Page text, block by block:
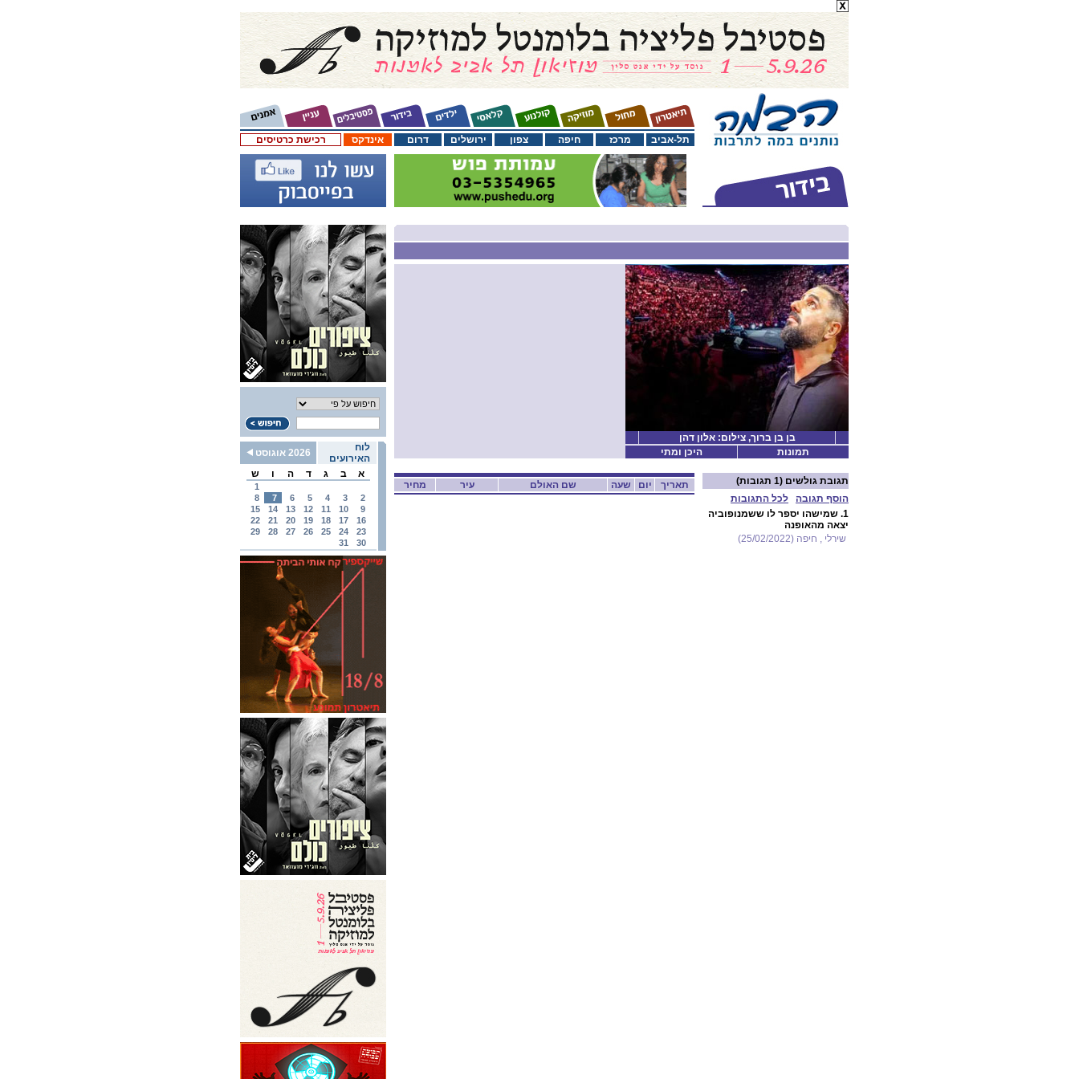
רכישת כרטיסים אינדקס דרום ירושלים צפון חיפה מרכז תל-אביב
לוח
האירועים
2026 אוגוסט
א
ב ג ד ה ו ש
1
2
3
4
5
6
7
8
9
10
11
12
13
14
15
16
17
18
19
20
21
22
23
24
25
26
27
28
29
30
31
בן בן ברוך, צילום: אלון דהן
תמונות
היכן ומתי
מחיר עיר שם האולם שעה יום תאריך תגובת גולשים (1 תגובות)
הוסף תגובה
לכל התגובות
1. שמישהו יספר לו ששמנופוביה
יצאה מהאופנה
שירלי , חיפה (25/02/2022)